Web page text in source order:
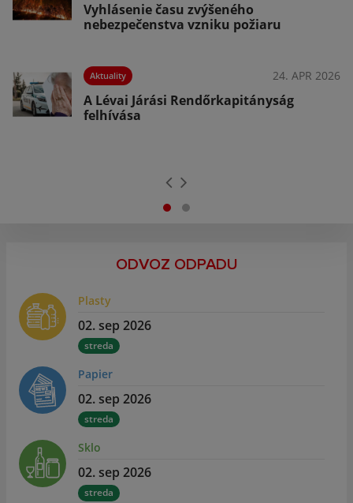
Vyhlásenie času zvýšeného
nebezpečenstva vzniku požiaru
Aktuality 24. APR 2026
A Lévai Járási Rendőrkapitányság
felhívása
ODVOZ ODPADU
Plasty
02. sep 2026
streda
Papier
02. sep 2026
streda
Sklo
02. sep 2026
streda